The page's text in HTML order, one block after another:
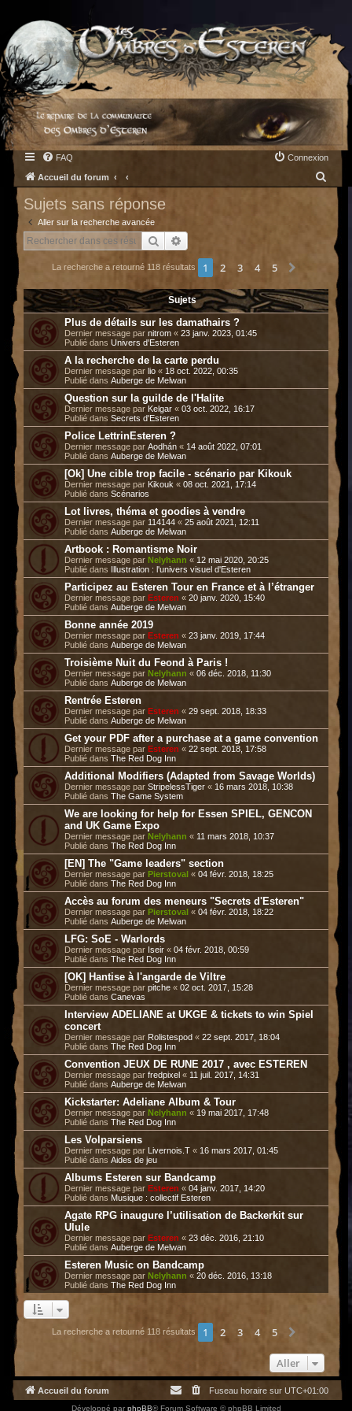
FAQ Connexion
Accueil du forum
c
h
Sujets sans réponse
Aller sur la recherche avancée
Rechercher
La recherche a retourné 118 résultats 1 2 3 4 5
Sujets
Plus de détails sur les damathairs ?
Dernier message par nitrom « 23 janv. 2023, 01:45
Publié dans Univers d'Esteren
A la recherche de la carte perdu
Dernier message par lio « 18 oct. 2022, 00:35
Publié dans Auberge de Melwan
Question sur la guilde de l'Halite
Dernier message par Kelgar « 03 oct. 2022, 16:17
Publié dans Secrets d'Esteren
Police LettrinEsteren ?
Dernier message par Aodhán « 14 août 2022, 07:01
Publié dans Auberge de Melwan
[Ok] Une cible trop facile - scénario par Kikouk
Dernier message par Kikouk « 08 oct. 2021, 17:14
Publié dans Scénarios
Lot livres, théma et goodies à vendre
Dernier message par 114144 « 25 août 2021, 12:11
Publié dans Auberge de Melwan
Artbook : Romantisme Noir
Dernier message par Nelyhann « 12 mai 2020, 20:25
Publié dans
Illustration : l'univers visuel d'Esteren
Participez au Esteren Tour en France et à l’étranger
Dernier message par Esteren « 20 janv. 2020, 15:40
Publié dans Auberge de Melwan
Bonne année 2019
Dernier message par Esteren « 23 janv. 2019, 17:44
Publié dans Auberge de Melwan
Troisième Nuit du Feond à Paris !
Dernier message par Nelyhann « 06 déc. 2018, 11:30
Publié dans Auberge de Melwan
Rentrée Esteren
Dernier message par Esteren « 29 sept. 2018, 18:33
Publié dans Auberge de Melwan
Get your PDF after a purchase at a game convention
Dernier message par Esteren « 22 sept. 2018, 17:58
Publié dans The Red Dog Inn
Additional Modifiers (Adapted from Savage Worlds)
Dernier message par StripelessTiger « 16 mars 2018, 10:38
Publié dans The Game System
We are looking for help for Essen SPIEL, GENCON
and UK Game Expo
Dernier message par Nelyhann « 11 mars 2018, 10:37
Publié dans The Red Dog Inn
[EN] The "Game leaders" section
Dernier message par Pierstoval « 04 févr. 2018, 18:25
Publié dans The Red Dog Inn
Accès au forum des meneurs "Secrets d'Esteren"
Dernier message par Pierstoval « 04 févr. 2018, 18:22
Publié dans Auberge de Melwan
LFG: SoE - Warlords
Dernier message par Iseir « 04 févr. 2018, 00:59
Publié dans The Red Dog Inn
[OK] Hantise à l'angarde de Viltre
Dernier message par pitche « 02 oct. 2017, 15:28
Publié dans Canevas
Interview ADELIANE at UKGE & tickets to win Spiel
concert
Dernier message par Rolistespod « 22 sept. 2017, 18:04
Publié dans The Red Dog Inn
Convention JEUX DE RUNE 2017 , avec ESTEREN
Dernier message par fredpixel « 11 juil. 2017, 14:31
Publié dans Auberge de Melwan
Kickstarter: Adeliane Album & Tour
Dernier message par Nelyhann « 19 mai 2017, 17:48
Publié dans The Red Dog Inn
Les Volparsiens
Dernier message par Livernois.T « 16 mars 2017, 01:45
Publié dans Aides de jeu
Albums Esteren sur Bandcamp
Dernier message par Esteren « 04 janv. 2017, 14:20
Publié dans Musique : collectif Esteren
Agate RPG inaugure l’utilisation de Backerkit sur
Ulule
Dernier message par Esteren « 23 déc. 2016, 21:10
Publié dans Auberge de Melwan
Esteren Music on Bandcamp
Dernier message par Nelyhann « 20 déc. 2016, 13:18
Publié dans The Red Dog Inn
La recherche a retourné 118 résultats 1 2 3 4 5
Aller
Accueil du forum Fuseau horaire sur UTC+01:00
Développé par phpBB® Forum Software © phpBB Limited